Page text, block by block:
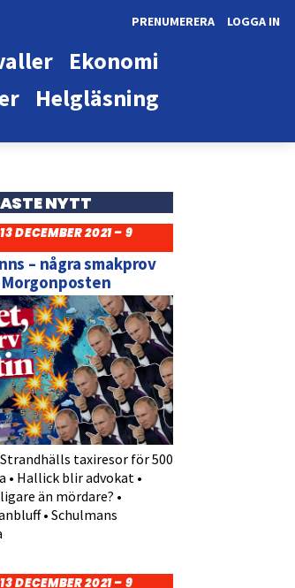
LOGGA IN
PRENUMERERA
Ekonomi
Helgläsning
NYTT
DECEMBER 2021 – 9
– några smakprov
taxiresor för 500
• Hallick blir advokat •
än mördare? •
• Schulmans
DECEMBER 2021 – 9